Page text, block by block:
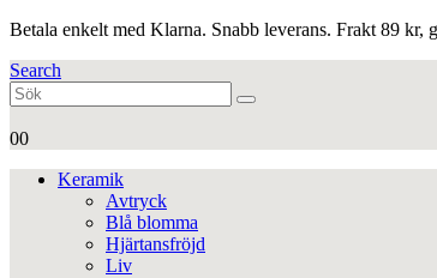
Betala enkelt med Klarna. Snabb leverans. Frakt 89 kr,
Search
00
Keramik
Avtryck
Blå blomma
Hjärtansfröjd
Liv